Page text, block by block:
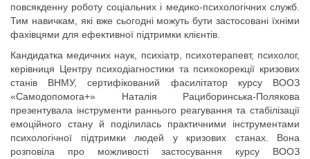
повсякденну роботу соціальних і медико-психологічних служб.
Тим навичкам, які вже сьогодні можуть бути застосовані їхніми
фахівцями для ефективної підтримки клієнтів.
Кандидатка медичних наук, психіатр, психотерапевт, психолог,
керівниця Центру психодіагностики та психокорекції кризових
станів ВНМУ, сертифікований фасилітатор курсу ВООЗ
«Самодопомога+» Наталія Рациборинська-Полякова
презентувала інструменти раннього реагування та стабілізації
емоційного стану й поділилась практичними інструментами
психологічної підтримки людей у кризових станах. Вона
розповіла про можливості застосування курсу ВООЗ